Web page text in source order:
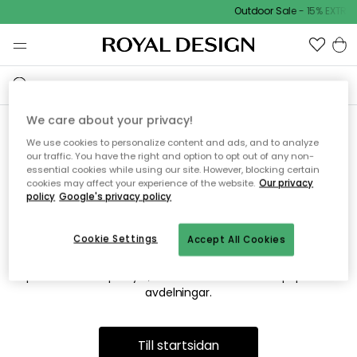
Outdoor Sale - 15%
Vi hittar tyvärr inte sidan du
söker
Detta kan bero på att sidan inte längre finns eller att den har
flyttats. Vi ber om ursäkt för besväret. I menyn ovan kan du
prova att söka på nytt, eller besöka en av våra populära
avdelningar.
Till startsidan
We care about your privacy!
We use cookies to personalize content and ads, and to analyze
our traffic. You have the right and option to opt out of any non-
essential cookies while using our site. However, blocking certain
cookies may affect your experience of the website. Our privacy
policy Google's privacy policy
Accept All Cookies
Cookie Settings